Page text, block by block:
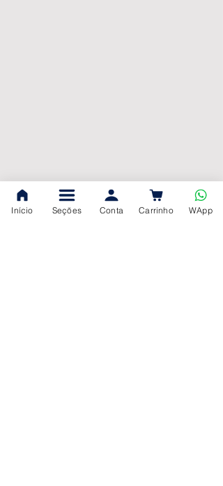
Início Seções Conta Carrinho WApp